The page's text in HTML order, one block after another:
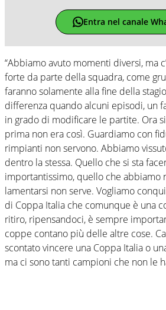
Entra nel canale
“Abbiamo avuto momenti diversi, ma
forte da parte della squadra, come
faranno solamente alla fine della
differenza quando alcuni episodi, un
in grado di modificare le partite. Ora
prima non era così. Guardiamo con
rimpianti non servono. Abbiamo
dentro la stessa. Quello che si sta
importantissimo, quello che abbiamo
lamentarsi non serve. Vogliamo
di Coppa Italia che comunque è una
ritiro, ripensandoci, è sempre
coppe contano più delle altre cose.
scontato vincere una Coppa Italia o
ma ci sono tanti campioni che non le